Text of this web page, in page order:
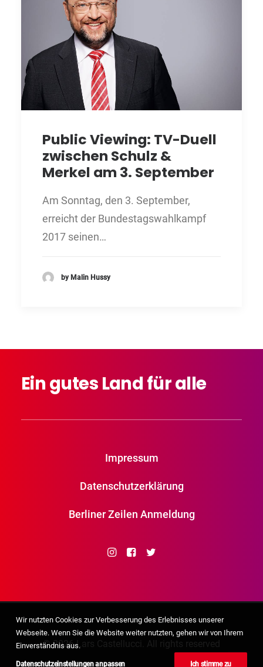
Public Viewing: TV-Duell
zwischen Schulz &
Merkel am 3. September
Am Sonntag, den 3. September,
erreicht der Bundestagswahlkampf
2017 seinen…
by Malin Hussy
EingutesLandfüralle
Impressum
Datenschutzerklärung
Berliner Zeilen Anmeldung
© 2026 Lars Castellucci. All rights reserved
Wir nutzten Cookies zur Verbesserung des Erlebnisses unserer
Webseite. Wenn Sie die Website weiter nutzten, gehen wir von Ihrem
Einverständnis aus.
Datenschutzeinstellungen anpassen Ich stimme zu